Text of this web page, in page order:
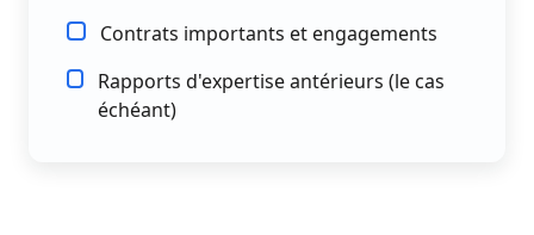
Contrats importants et engagements
Rapports d'expertise antérieurs (le cas
échéant)